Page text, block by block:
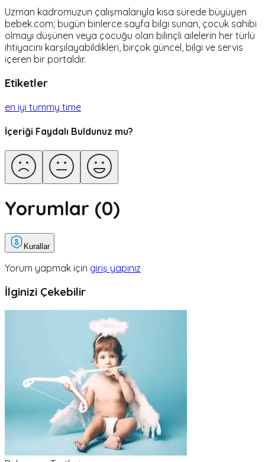
Uzman kadromuzun çalışmalarıyla kısa sürede büyüyen
bebek.com; bugün binlerce sayfa bilgi sunan, çocuk sahibi
olmayı düşünen veya çocuğu olan bilinçli ailelerin her türlü
ihtiyacını karşılayabildikleri, birçok güncel, bilgi ve servis
içeren bir portaldır.
Etiketler
en iyi tummy time
İçeriği Faydalı Buldunuz mu?
Yorumlar (0)
Kurallar
Yorum yapmak için giriş yapınız
İlginizi Çekebilir